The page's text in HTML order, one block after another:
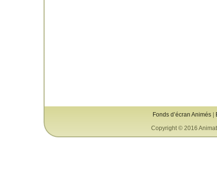
Fonds d’écran Animés|
Copyright © 2016